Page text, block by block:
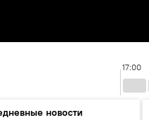
17:00
новости